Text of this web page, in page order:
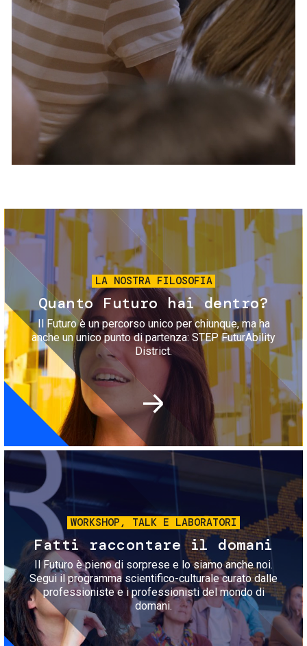
Servizi e accessibilità
Contatti
FAQ
Biglietti
Immagine
LA NOSTRA FILOSOFIA
Quanto Futuro hai dentro?
Il Futuro è un percorso unico per chiunque, ma ha
anche un unico punto di partenza: STEP FuturAbility
District.
Immagine
WORKSHOP, TALK E LABORATORI
Fatti raccontare il domani
Il Futuro è pieno di sorprese e lo siamo anche noi.
Segui il programma scientifico-culturale curato dalle
professioniste e i professionisti del mondo di
domani.